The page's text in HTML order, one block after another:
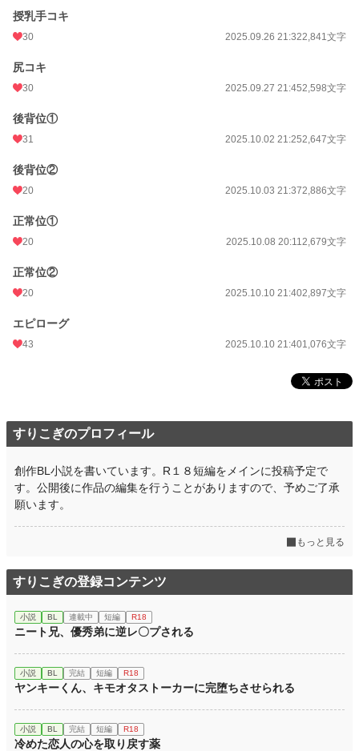
授乳手コキ
30 2025.09.26 21:322,841文字
尻コキ
30 2025.09.27 21:452,598文字
後背位①
31 2025.10.02 21:252,647文字
後背位②
20 2025.10.03 21:372,886文字
正常位①
20 2025.10.08 20:112,679文字
正常位②
20 2025.10.10 21:402,897文字
エピローグ
43 2025.10.10 21:401,076文字
すりこぎのプロフィール
創作BL小説を書いています。R１８短編をメインに投稿予定で
す。公開後に作品の編集を行うことがありますので、予めご了承
願います。
もっと見る
すりこぎの登録コンテンツ
小説 BL 連載中 短編 R18
ニート兄、優秀弟に逆レ〇プされる
小説 BL 完結 短編 R18
ヤンキーくん、キモオタストーカーに完堕ちさせられる
小説 BL 完結 短編 R18
冷めた恋人の心を取り戻す薬